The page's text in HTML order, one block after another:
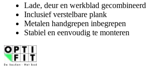
Lade, deur en werkblad gecombineerd
Inclusief verstelbare plank
Metalen handgrepen inbegrepen
Stabiel en eenvoudig te monteren